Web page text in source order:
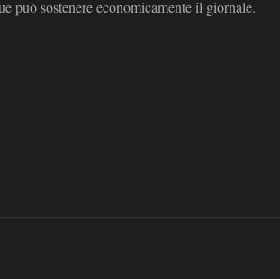
può sostenere economicamente il giornale.